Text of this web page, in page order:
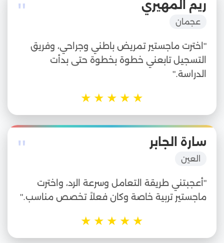
" ريم المهيري
عجمان
"اخترت ماجستير تمريض باطني وجراحي، وفريق
التسجيل تابعني خطوة بخطوة حتى بدأت
الدراسة."
★
★
★
★
★
" سارة الجابر
العين
"أعجبتني طريقة التعامل وسرعة الرد، واخترت
ماجستير تربية خاصة وكان فعلاً تخصص مناسب."
★
★
★
★
★